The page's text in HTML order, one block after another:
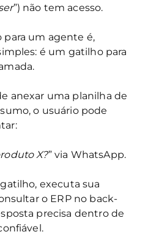
”) não tem acesso.
para um agente é,
é um gatilho para
anexar uma planilha de
o usuário pode
X?” via WhatsApp.
executa sua
o ERP no back-
precisa dentro de